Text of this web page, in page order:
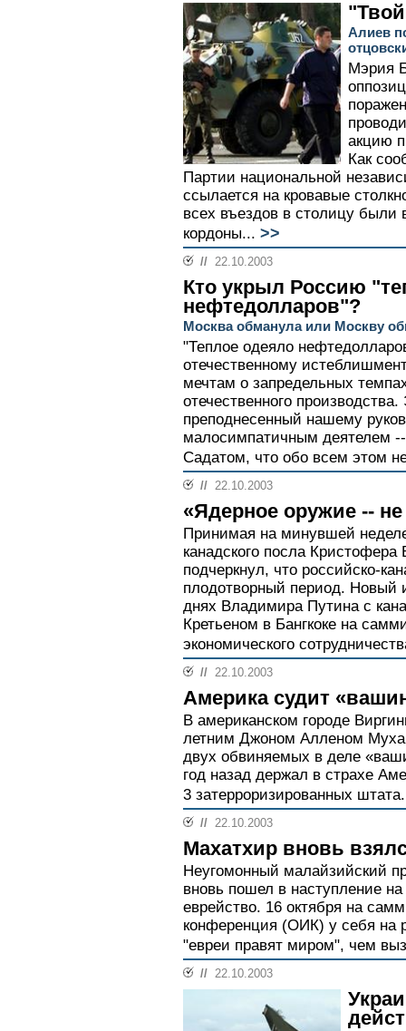
Алиев
Мэрия
акцию
Как
Партии национальной
ссылается на кровавые
всех въездов в столицу были
кордоны... >>
// 22.10.2003
Кто укрыл Россию
нефтедолларов"?
Москва обманула или Москву
"Теплое одеяло
отечественному
мечтам о запредельных
отечественного
преподнесенный нашему
малосимпатичным деятелем
Садатом, что обо всем этом
// 22.10.2003
«Ядерное оружие --
Принимая на минувшей
канадского посла
подчеркнул, что российско-
плодотворный период. Новый
днях Владимира Путина с
Кретьеном в Бангкоке на
экономического
// 22.10.2003
Америка судит
В американском городе
летним Джоном Алленом
двух обвиняемых в деле
год назад держал в страхе
3 затерроризированных
// 22.10.2003
Махатхир вновь
Неугомонный малайзийский
вновь пошел в наступление
еврейство. 16 октября на
конференция (ОИК) у себя на
"евреи правят миром", чем
// 22.10.2003